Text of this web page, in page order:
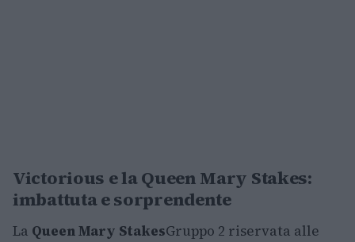
Victorious e la Queen Mary Stakes:
imbattuta e sorprendente
La Queen Mary StakesGruppo 2 riservata alle